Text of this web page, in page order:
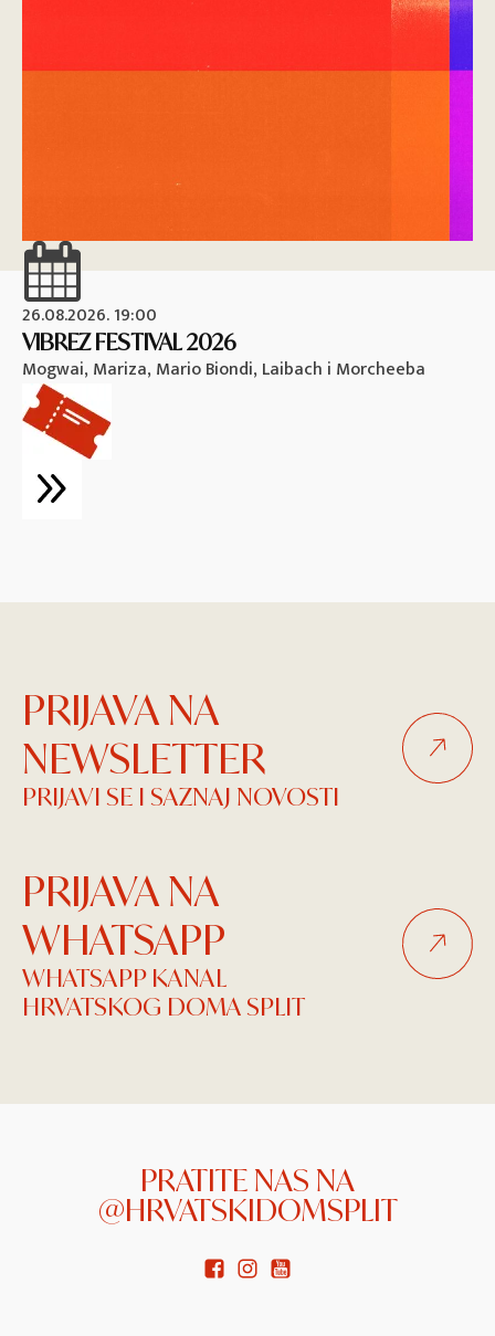
26.08.2026. 19:00
VIBREZ FESTIVAL 2026
Mogwai, Mariza, Mario Biondi, Laibach i Morcheeba
PRIJAVA NA
NEWSLETTER
PRIJAVI SE I SAZNAJ NOVOSTI
PRIJAVA NA
WHATSAPP
WHATSAPP KANAL
HRVATSKOG DOMA SPLIT
PRATITE NAS NA
@HRVATSKIDOMSPLIT